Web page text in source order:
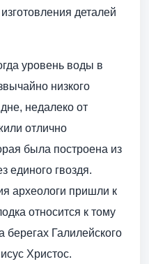
деталей
уровень воды в
низкого
недалеко от
отлично
была построена из
единого гвоздя.
археологи пришли к
относится к тому
берегах Галилейского
Христос.